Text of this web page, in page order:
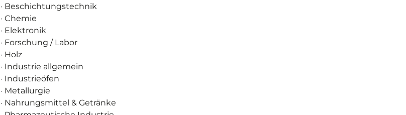
· Beschichtungstechnik
· Chemie
· Elektronik
· Forschung / Labor
· Holz
· Industrie allgemein
· Industrieöfen
· Metallurgie
· Nahrungsmittel & Getränke